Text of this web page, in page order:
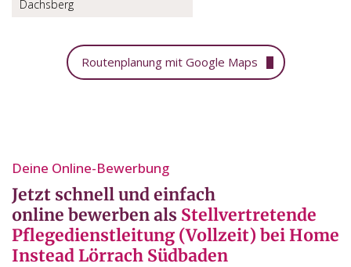
Dachsberg
Routenplanung mit Google Maps
Deine Online-Bewerbung⁣
Jetzt schnell und einfach
online bewerben als Stellvertretende
Pflegedienstleitung (Vollzeit) bei Home
Instead Lörrach Südbaden